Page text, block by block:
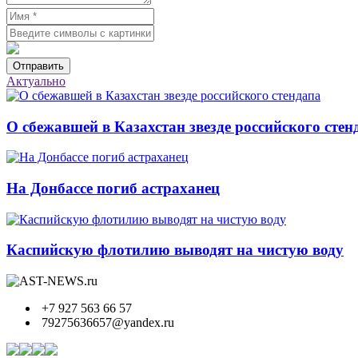
Отправить
Актуально
О сбежавшей в Казахстан звезде российского
На Донбассе погиб астраханец
Каспийскую флотилию выводят на чистую воду
+7 927 563 66 57
79275636657@yandex.ru